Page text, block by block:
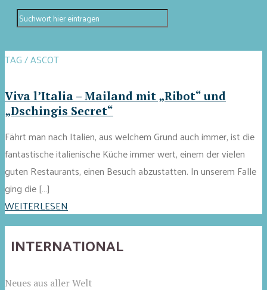
TAG / ASCOT
Viva l’Italia – Mailand mit „Ribot“ und
„Dschingis Secret“
Fährt man nach Italien, aus welchem Grund auch immer, ist die
fantastische italienische Küche immer wert, einem der vielen
guten Restaurants, einen Besuch abzustatten. In unserem Falle
ging die […]
WEITERLESEN
INTERNATIONAL
Neues aus aller Welt